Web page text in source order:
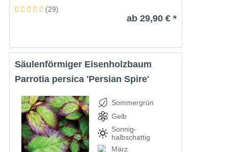
(29)
ab 29,90 € *
Säulenförmiger Eisenholzbaum
Parrotia persica 'Persian Spire'
Sommergrün
Gelb
Sonnig-
halbschattig
März